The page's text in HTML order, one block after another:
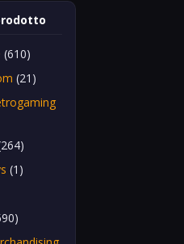
(610)
(21)
(1)